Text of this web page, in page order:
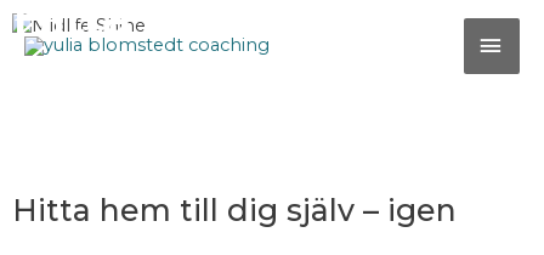
Hoppa
till
innehåll
Hitta tillbaka till mig
själv, vara glad och
Hitta hem till dig själv – igen